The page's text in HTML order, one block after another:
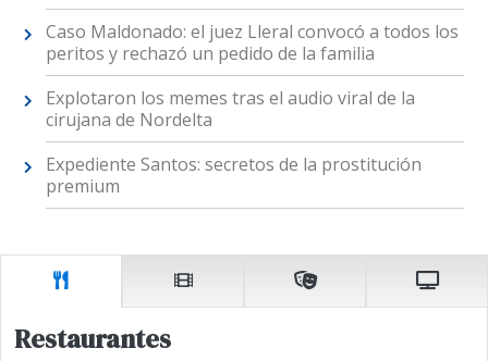
Caso Maldonado: el juez Lleral convocó a todos los
peritos y rechazó un pedido de la familia
Explotaron los memes tras el audio viral de la
cirujana de Nordelta
Expediente Santos: secretos de la prostitución
premium
Restaurantes